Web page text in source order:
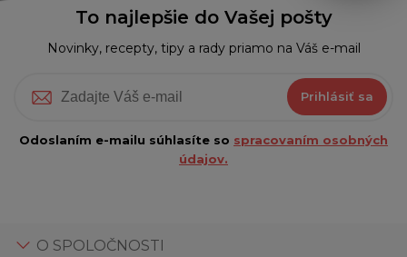
To najlepšie do Vašej pošty
Novinky, recepty, tipy a rady priamo na Váš e-mail
Prihlásiť sa
Odoslaním e-mailu súhlasíte so spracovaním osobných
údajov.
O SPOLOČNOSTI